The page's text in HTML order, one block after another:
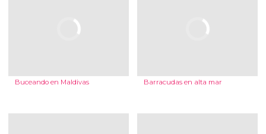
Buceando en Maldivas Barracudas en alta mar